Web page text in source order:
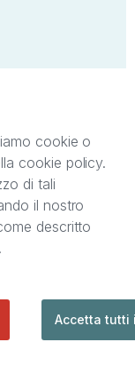
S.r.l.
presenti
visione
cookie o
cookie policy.
di tali
il nostro
descritto
Accetta tutti